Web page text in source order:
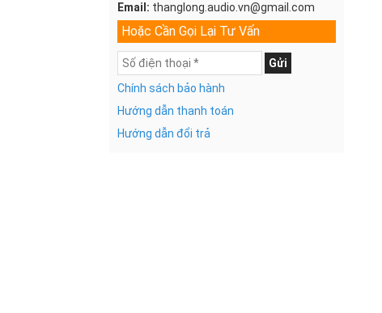
Email: thanglong.audio.vn@gmail.com
Hoặc Cần Gọi Lại Tư Vấn
Gửi
Chính sách bảo hành
Hướng dẫn thanh toán
Hướng dẫn đổi trả